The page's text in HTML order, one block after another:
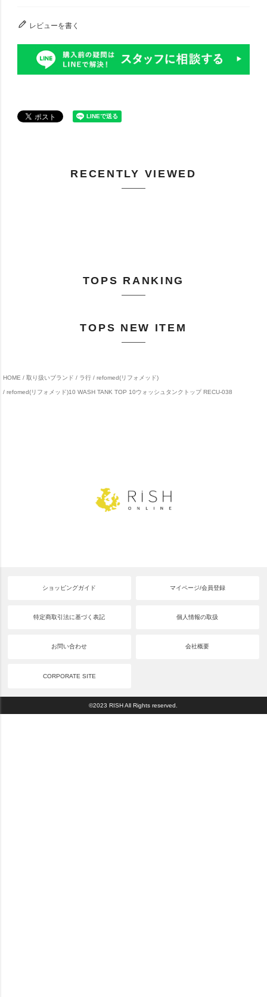
レビューを書く
RECENTLY VIEWED
TOPS RANKING
TOPS NEW ITEM
HOME 取り扱いブランド ラ行 refomed(リフォメッド)
refomed(リフォメッド)10 WASH TANK TOP 10ウォッシュタンクトップ RECU-038
ショッピングガイド マイページ/会員登録
特定商取引法に基づく表記 個人情報の取扱
お問い合わせ 会社概要
CORPORATE SITE
©2023 RISH All Rights reserved.